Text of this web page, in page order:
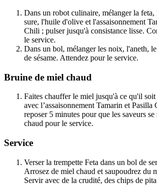
Dans un robot culinaire, mélanger la feta,
sure, l'huile d'olive et l'assaisonnement
Chili ; pulser jusqu'à consistance lisse.
le service.
Dans un bol, mélanger les noix, l'aneth,
de sésame. Attendez pour le service.
Bruine de miel chaud
Faites chauffer le miel jusqu'à ce qu'il
avec l’assaisonnement Tamarin et
reposer 5 minutes pour que les saveurs
chaud pour le service.
Service
Verser la trempette Feta dans un bol de
Arrosez de miel chaud et saupoudrez du
Servir avec de la crudité, des chips de